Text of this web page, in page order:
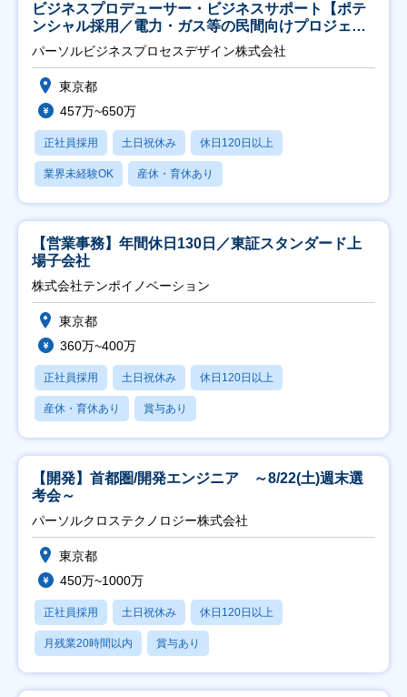
ビジネスプロデューサー・ビジネスサポート【ポテ
ンシャル採用／電力・ガス等の民間向けプロジェク
ト推進】
パーソルビジネスプロセスデザイン株式会社
東京都
457万~650万
正社員採用 土日祝休み 休日120日以上
業界未経験OK 産休・育休あり
【営業事務】年間休日130日／東証スタンダード上
場子会社
株式会社テンポイノベーション
東京都
360万~400万
正社員採用 土日祝休み 休日120日以上
産休・育休あり 賞与あり
【開発】首都圏/開発エンジニア ～8/22(土)週末選
考会～
パーソルクロステクノロジー株式会社
東京都
450万~1000万
正社員採用 土日祝休み 休日120日以上
月残業20時間以内 賞与あり